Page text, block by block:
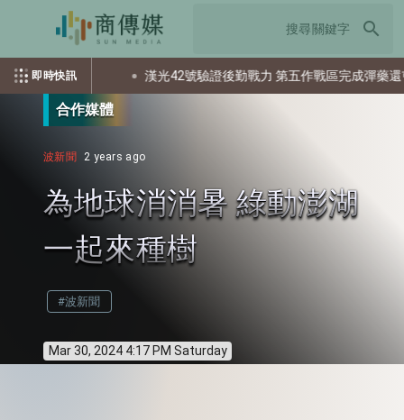
search
即時快訊
少個資？ 漢光42號驗證後勤戰力 第五作戰區完成彈藥還屯
合作媒體
波新聞 2 years ago
為地球消消暑 綠動澎湖
一起來種樹
#波新聞
Mar 30, 2024 4:17 PM Saturday